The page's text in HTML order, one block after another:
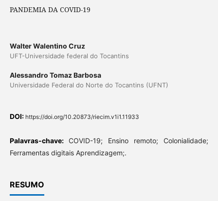
PANDEMIA DA COVID-19
Walter Walentino Cruz
UFT-Universidade federal do Tocantins
Alessandro Tomaz Barbosa
Universidade Federal do Norte do Tocantins (UFNT)
DOI: https://doi.org/10.20873/riecim.v1i1.11933
Palavras-chave: COVID-19; Ensino remoto; Colonialidade;
Ferramentas digitais Aprendizagem;.
RESUMO